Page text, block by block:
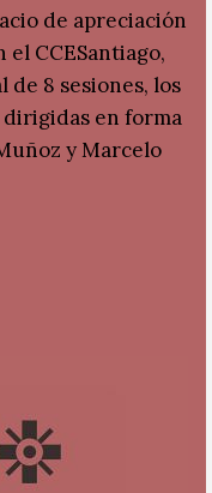
de apreciación
CCESantiago,
8 sesiones, los
dirigidas en forma
y Marcelo